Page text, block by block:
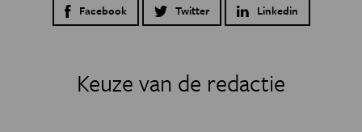
Facebook Twitter Linkedin
Keuze van de redactie